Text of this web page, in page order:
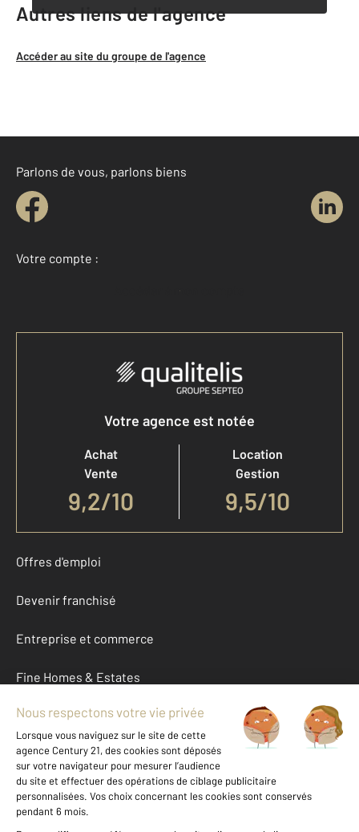
Autres liens de l'agence
Accéder au site du groupe de l'agence
Parlons de vous, parlons biens
Votre compte :
Accéder à mon compte
Votre agence est notée
Achat
Vente
9,2/10
Location
Gestion
9,5/10
Offres d'emploi
Devenir franchisé
Entreprise et commerce
Fine Homes & Estates
À propos
International
Nous contacter